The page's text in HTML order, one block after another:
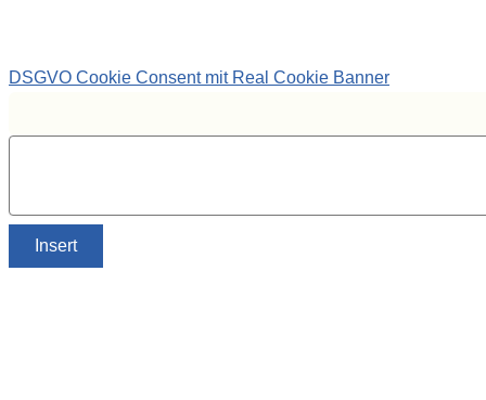
DSGVO Cookie Consent mit Real Cookie Banner
Insert